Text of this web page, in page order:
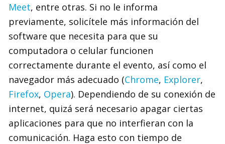
Meet, entre otras. Si no le informa
previamente, solicítele más información del
software que necesita para que su
computadora o celular funcionen
correctamente durante el evento, así como el
navegador más adecuado (Chrome, Explorer,
Firefox, Opera). Dependiendo de su conexión de
internet, quizá será necesario apagar ciertas
aplicaciones para que no interfieran con la
comunicación. Haga esto con tiempo de